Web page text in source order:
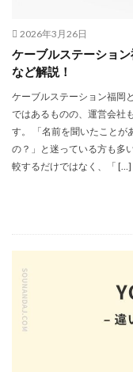
2026年3月26日
ケーブルステーショ
など解説！
ケーブルステーション福岡
ではあるものの、運営会社
す。 「名前を聞いたことが
の？」と迷っている方も多
較するだけではなく、「 […]